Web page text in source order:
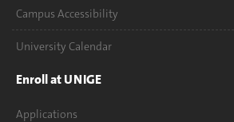
Campus Accessibility
University Calendar
Enroll at UNIGE
Applications